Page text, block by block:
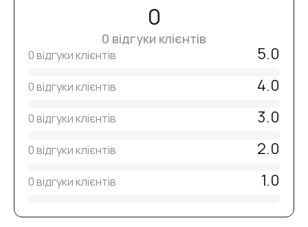
Завершіть нанесенням бази, кольору або топу.
0
0 відгуки клієнтів
0 відгуки клієнтів 5.0
0 відгуки клієнтів 4.0
0 відгуки клієнтів 3.0
0 відгуки клієнтів 2.0
0 відгуки клієнтів 1.0